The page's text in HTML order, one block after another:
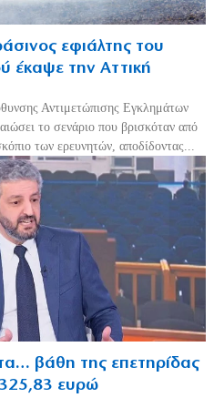
εφιάλτης του
έκαψε την Αττική
Αντιμετώπισης Εγκλημάτων
το σενάριο που βρισκόταν από
των ερευνητών, αποδίδοντας...
βάθη της επετηρίδας
ευρώ